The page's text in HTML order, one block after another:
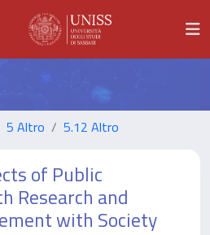
5 Altro 5.12 Altro
of Public
Research and
with Society